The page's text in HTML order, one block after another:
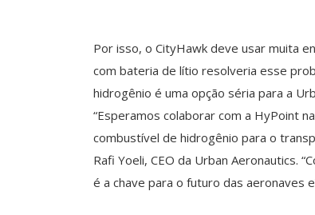
Por isso, o CityHawk deve usar muita
com bateria de lítio resolveria esse
hidrogênio é uma opção séria para a
“Esperamos colaborar com a HyPoint
combustível de hidrogênio para o
Rafi Yoeli, CEO da Urban Aeronautics.
é a chave para o futuro das aeronaves